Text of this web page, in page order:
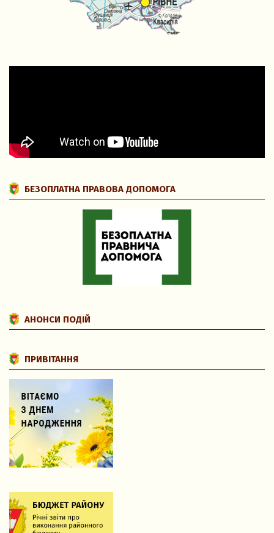
БЕЗОПЛАТНА ПРАВОВА ДОПОМОГА
АНОНСИ ПОДІЙ
ПРИВІТАННЯ